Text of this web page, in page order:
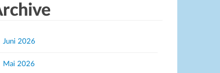
Juni 2026
Mai 2026